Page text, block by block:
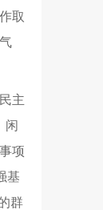
取
主
闲
项
基
群